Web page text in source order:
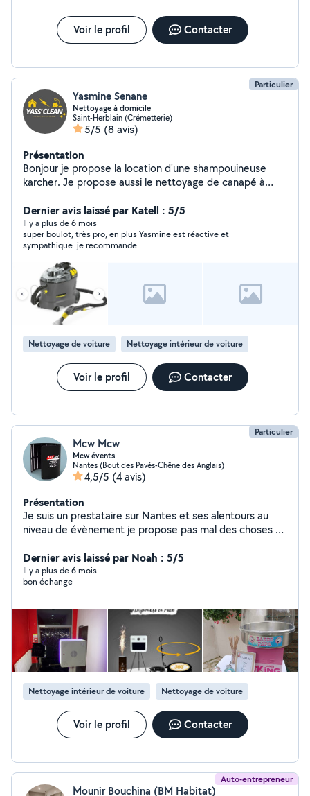
Voir le profil Contacter
Particulier
Yasmine Senane
Nettoyage à domicile
Saint-Herblain (Crémetterie)
5/5 (8 avis)
Présentation
Bonjour je propose la location d'une shampouineuse
karcher. Je propose aussi le nettoyage de canapé à
Dernier avis laissé par Katell : 5/5
Il y a plus de 6 mois
super boulot, très pro, en plus Yasmine est réactive et
sympathique. je recommande
Nettoyage de voiture Nettoyage intérieur de voiture
Voir le profil Contacter
Particulier
Mcw Mcw
Mcw évents
Nantes (Bout des Pavés-Chêne des Anglais)
4,5/5 (4 avis)
Présentation
Je suis un prestataire sur Nantes et ses alentours au
niveau de évènement je propose pas mal des choses en
événements,vidéobooth360,photobooth,trône de
mariage,arche ,machine à papa barbe,popcorn,enceinte
etc .
Dernier avis laissé par Noah : 5/5
Il y a plus de 6 mois
bon échange
Nettoyage intérieur de voiture Nettoyage de voiture
Voir le profil Contacter
Auto-entrepreneur
Mounir Bouchina (BM Habitat)